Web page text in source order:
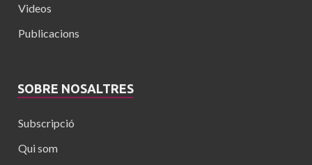
Videos
Publicacions
SOBRE NOSALTRES
Subscripció
Qui som